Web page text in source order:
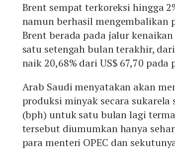
Brent sempat terkoreksi hingga
namun berhasil mengembalikan
Brent berada pada jalur
satu setengah bulan terakhir,
naik 20,68% dari US$ 67,70 pada
Arab Saudi menyatakan akan
produksi minyak secara sukarela
(bph) untuk satu bulan lagi
tersebut diumumkan hanya
para menteri OPEC dan